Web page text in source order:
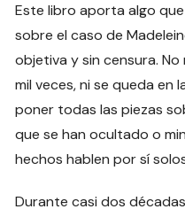
Este libro aporta algo
sobre el caso de
objetiva y sin censura.
mil veces, ni se queda en
poner todas las piezas
que se han ocultado o
hechos hablen por sí
Durante casi dos